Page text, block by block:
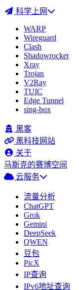
科学上网
WARP
Wireguard
Clash
Shadowrocket
Xray
Trojan
V2Ray
TUIC
Edge Tunnel
sing-box
黑客
黑科技网站
关于
马斯克的赛博空间
云服务
流量分析
ChatGPT
Grok
Gemini
DeepSeek
QWEN
豆包
PicX
IP查询
IPv6地址查询